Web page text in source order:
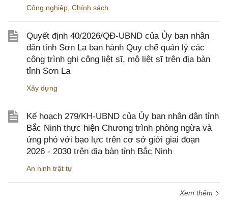
Công nghiệp Chính sách
Quyết định 40/2026/QĐ-UBND của Ủy ban nhân
dân tỉnh Sơn La ban hành Quy chế quản lý các
công trình ghi công liệt sĩ, mộ liệt sĩ trên địa bàn
tỉnh Sơn La
Xây dựng
Kế hoạch 279/KH-UBND của Ủy ban nhân dân tỉnh
Bắc Ninh thực hiện Chương trình phòng ngừa và
ứng phó với bạo lực trên cơ sở giới giai đoạn
2026 - 2030 trên địa bàn tỉnh Bắc Ninh
An ninh trật tự
Xem thêm